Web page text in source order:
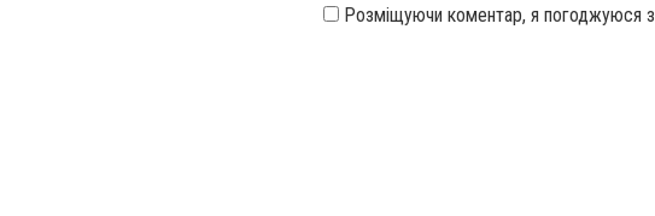
Розміщуючи коментар, я погоджуюся з